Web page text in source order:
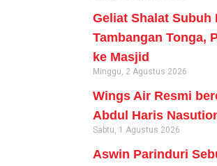
Geliat Shalat Subuh
Tambangan Tonga,
ke Masjid
Minggu, 2 Agustus 2026
Wings Air Resmi
Abdul Haris
Sabtu, 1 Agustus 2026
Aswin Parinduri